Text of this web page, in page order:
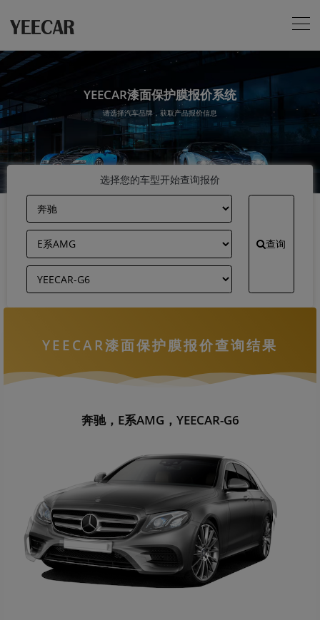
YEECAR漆面保护膜报价系统
请选择汽车品牌，获取产品报价信息
选择您的车型开始查询报价
查询
YEECAR漆面保护膜报价查询结果
奔驰，E系AMG，YEECAR-G6